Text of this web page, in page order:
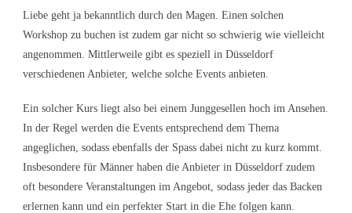
Liebe geht ja bekanntlich durch den Magen. Einen solchen
Workshop zu buchen ist zudem gar nicht so schwierig wie vielleicht
angenommen. Mittlerweile gibt es speziell in Düsseldorf
verschiedenen Anbieter, welche solche Events anbieten.
Ein solcher Kurs liegt also bei einem Junggesellen hoch im Ansehen.
In der Regel werden die Events entsprechend dem Thema
angeglichen, sodass ebenfalls der Spass dabei nicht zu kurz kommt.
Insbesondere für Männer haben die Anbieter in Düsseldorf zudem
oft besondere Veranstaltungen im Angebot, sodass jeder das Backen
erlernen kann und ein perfekter Start in die Ehe folgen kann.